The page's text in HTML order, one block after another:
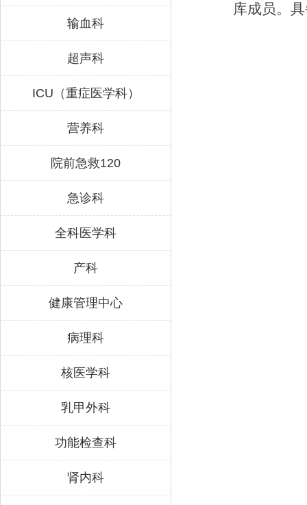
输血科
超声科
ICU（重症医学科）
营养科
院前急救120
急诊科
全科医学科
产科
健康管理中心
病理科
核医学科
乳甲外科
功能检查科
肾内科
库成员。